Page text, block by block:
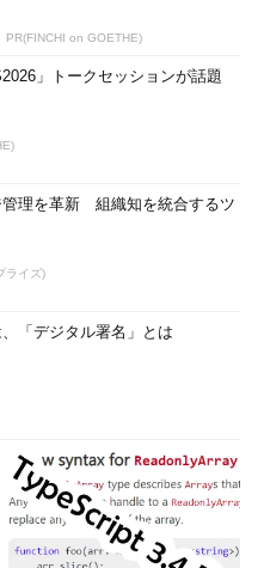
PR(FINCHI on GOETHE)
」トークセッションが話題
理を革新 組織知を統合するツ
ライズ)
、「デジタル署名」とは